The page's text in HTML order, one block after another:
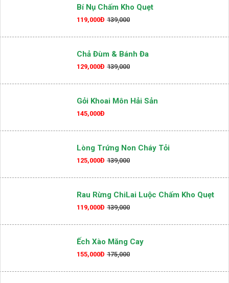
Bí Nụ Chấm Kho Quẹt
119,000Đ 139,000
Chả Đùm & Bánh Đa
129,000Đ 139,000
Gỏi Khoai Môn Hải Sản
145,000Đ
Lòng Trứng Non Cháy Tỏi
125,000Đ 139,000
Rau Rừng ChiLai Luộc Chấm Kho Quẹt
119,000Đ 139,000
Ếch Xào Măng Cay
155,000Đ 175,000